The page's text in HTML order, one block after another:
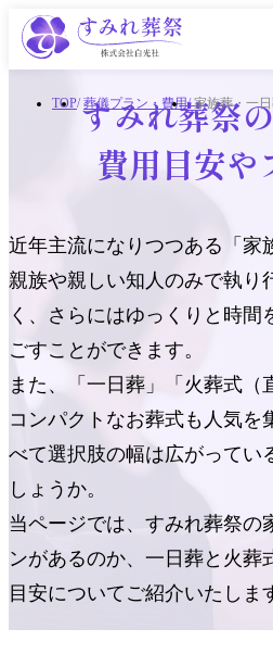
一般葬
家族葬・一日葬・火葬式
福祉葬
ペットのお葬式
自社斎場・主な斎場
横浜市・川崎市エリア
神奈川県中央部エリア
神奈川県東部エリア
神奈川県西部エリア
東京都の主な斎場
TOP 葬儀プラン・費用 家族葬・一
すみれ葬祭
費用目安や
近年主流になりつつある「家
親族や親しい知人のみで執り
く、 さらにはゆっくりと時間
ごすことができます。
また、「一日葬」「火葬式（
コンパクトなお葬式も人気を
べて選択肢の幅は広がってい
しょうか。
当ページでは、すみれ葬祭の
ンがあるのか、 一日葬と火葬
目安についてご紹介いたしま